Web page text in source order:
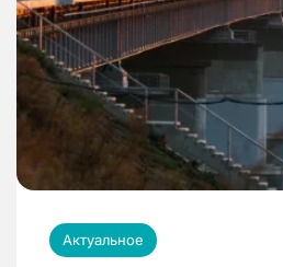
Актуальное